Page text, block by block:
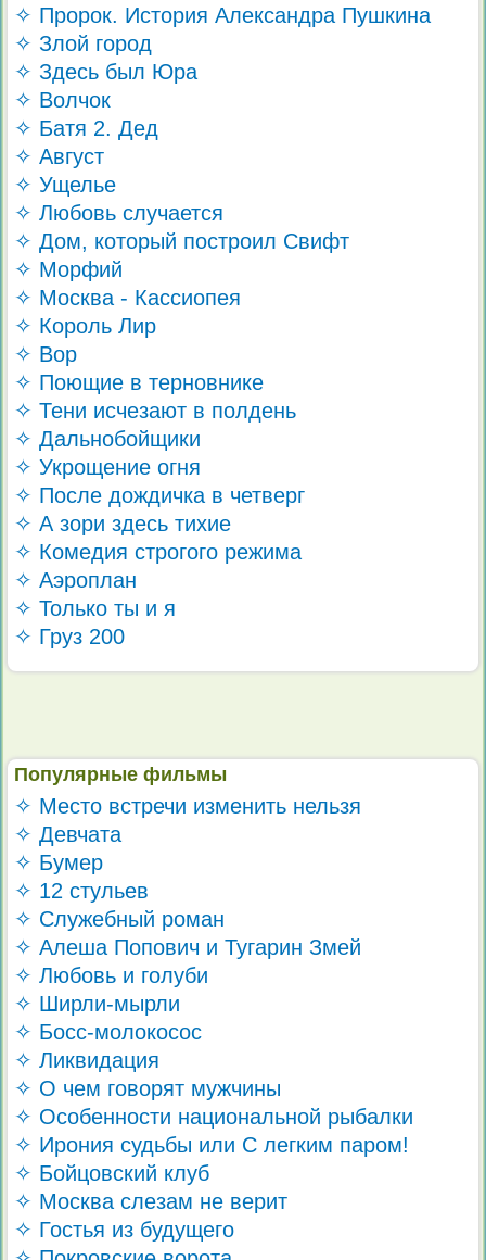
✧ Пророк. История Александра Пушкина
✧ Злой город
✧ Здесь был Юра
✧ Волчок
✧ Батя 2. Дед
✧ Август
✧ Ущелье
✧ Любовь случается
✧ Дом, который построил Свифт
✧ Морфий
✧ Москва - Кассиопея
✧ Король Лир
✧ Вор
✧ Поющие в терновнике
✧ Тени исчезают в полдень
✧ Дальнобойщики
✧ Укрощение огня
✧ После дождичка в четверг
✧ А зори здесь тихие
✧ Комедия строгого режима
✧ Аэроплан
✧ Только ты и я
✧ Груз 200
Популярные фильмы
✧ Место встречи изменить нельзя
✧ Девчата
✧ Бумер
✧ 12 стульев
✧ Служебный роман
✧ Алеша Попович и Тугарин Змей
✧ Любовь и голуби
✧ Ширли-мырли
✧ Босс-молокосос
✧ Ликвидация
✧ О чем говорят мужчины
✧ Особенности национальной рыбалки
✧ Ирония судьбы или С легким паром!
✧ Бойцовский клуб
✧ Москва слезам не верит
✧ Гостья из будущего